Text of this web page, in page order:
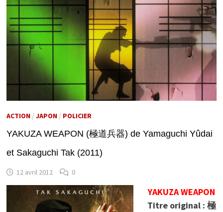
ACTION/ JAPON/ POLICIER
YAKUZA WEAPON (極道兵器) de Yamaguchi Yûdai
et Sakaguchi Tak (2011)
12 avril 2012 0
YAKUZA WEAPON
Titre original : 極